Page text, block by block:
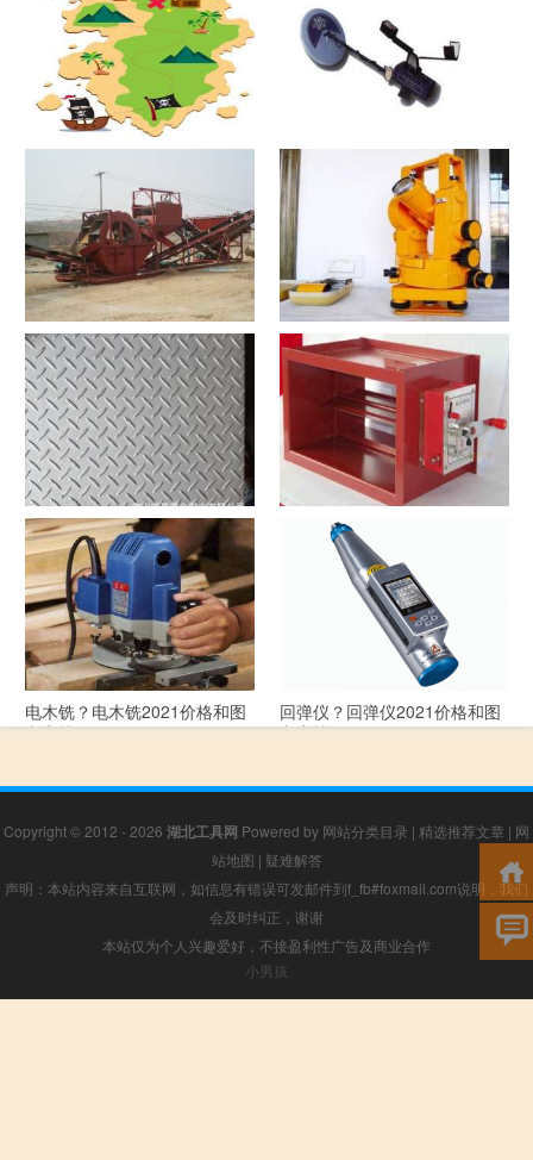
寻宝？寻宝2021价格和图文详
探测器？探测器2021价格和图
文详情
洗沙机？洗沙机2021价格和图
文详情
经纬仪？经纬仪2021价格和图
文详情
花纹板？花纹板2021价格和图
文详情
排烟阀？排烟阀2021价格和图
电木铣？电木铣2021价格和图
文详情
回弹仪？回弹仪2021价格和图
文详情
Copyright © 2012 - 2026 湖北工具网 Powered by 网站分类目录 | 精选推荐文章 | 网
站地图 | 疑难解答
声明：本站内容来自互联网，如信息有错误可发邮件到f_fb#foxmail.com说明，我们
会及时纠正，谢谢
本站仅为个人兴趣爱好，不接盈利性广告及商业合作
小男孩